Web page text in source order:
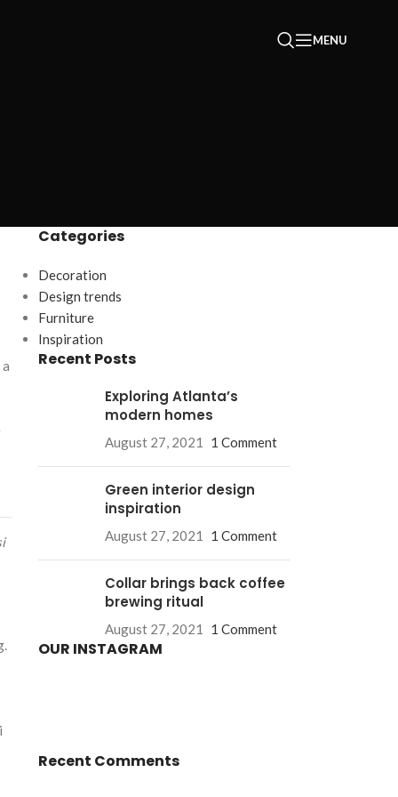
MENU
Categories
Decoration
Design trends
Furniture
Inspiration
Recent Posts
Exploring Atlanta’s
modern homes
August 27, 2021 1 Comment
Green interior design
inspiration
August 27, 2021 1 Comment
Collar brings back coffee
brewing ritual
August 27, 2021 1 Comment
OUR INSTAGRAM
Recent Comments